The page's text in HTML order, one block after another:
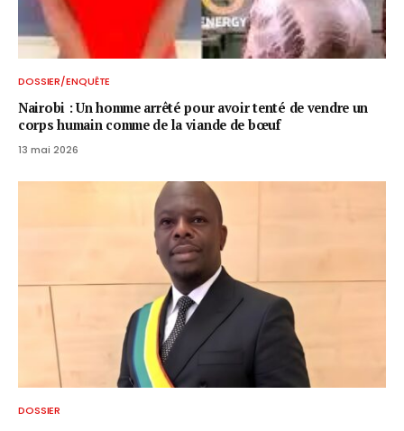
DOSSIER/ENQUÊTE
Nairobi : Un homme arrêté pour avoir tenté de vendre un
corps humain comme de la viande de bœuf
13 mai 2026
DOSSIER